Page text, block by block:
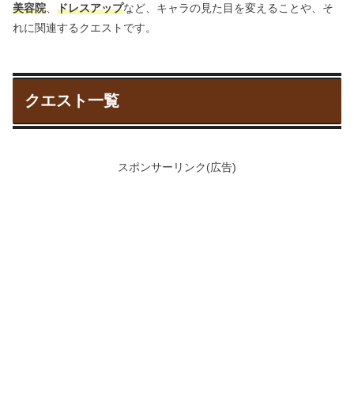
美容院 ドレスアップなど、キャラの見た目を変えることや、そ
れに関連するクエストです。
クエスト一覧
スポンサーリンク(広告)